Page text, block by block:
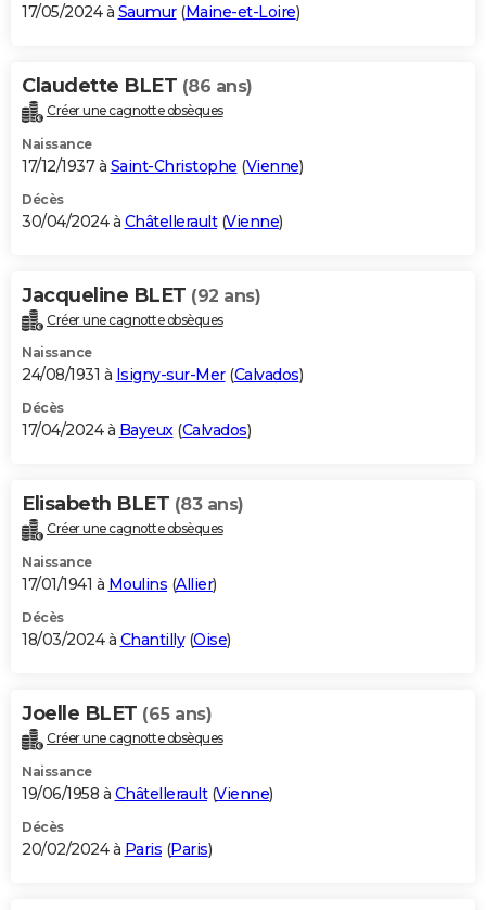
17/05/2024 à Saumur(Maine-et-Loire)
Claudette BLET (86 ans)
Créer une cagnotte obsèques
Naissance
17/12/1937 à Saint-Christophe (Vienne)
Décès
30/04/2024 à Châtellerault(Vienne)
Jacqueline BLET (92 ans)
Créer une cagnotte obsèques
Naissance
24/08/1931 à Isigny-sur-Mer(Calvados)
Décès
17/04/2024 à Bayeux(Calvados)
Elisabeth BLET (83 ans)
Créer une cagnotte obsèques
Naissance
17/01/1941 à Moulins (Allier)
Décès
18/03/2024 à Chantilly(Oise)
Joelle BLET (65 ans)
Créer une cagnotte obsèques
Naissance
19/06/1958 à Châtellerault(Vienne)
Décès
20/02/2024 à Paris (Paris)